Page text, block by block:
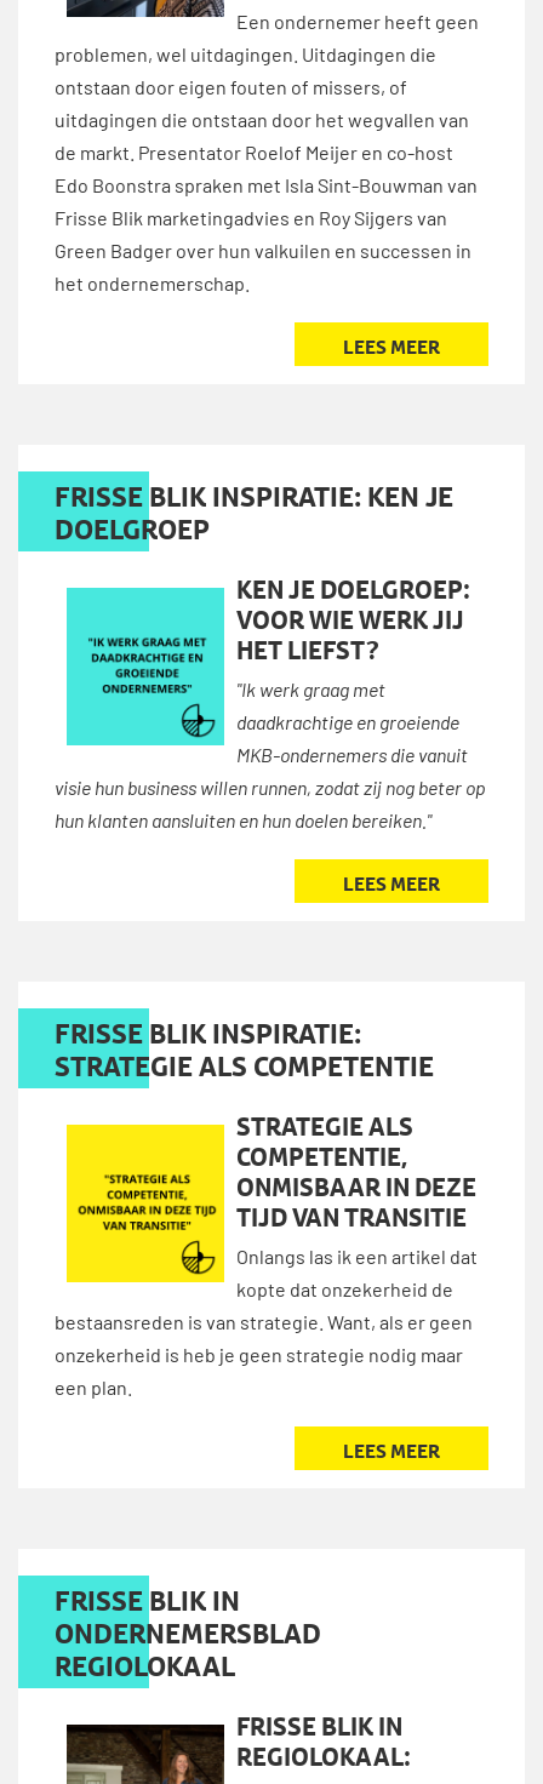
Een ondernemer heeft geen
problemen, wel uitdagingen. Uitdagingen die
ontstaan door eigen fouten of missers, of
uitdagingen die ontstaan door het wegvallen van
de markt. Presentator Roelof Meijer en co-host
Edo Boonstra spraken met Isla Sint-Bouwman van
Frisse Blik marketingadvies en Roy Sijgers van
Green Badger over hun valkuilen en successen in
het ondernemerschap.
LEES MEER
FRISSE BLIK INSPIRATIE: KEN JE
DOELGROEP
KEN JE DOELGROEP:
VOOR WIE WERK JIJ
HET LIEFST?
"Ik werk graag met
daadkrachtige en groeiende
MKB-ondernemers die vanuit
visie hun business willen runnen, zodat zij nog beter op
hun klanten aansluiten en hun doelen bereiken."
LEES MEER
FRISSE BLIK INSPIRATIE:
STRATEGIE ALS COMPETENTIE
STRATEGIE ALS
COMPETENTIE,
ONMISBAAR IN DEZE
TIJD VAN TRANSITIE
Onlangs las ik een artikel dat
kopte dat onzekerheid de
bestaansreden is van strategie. Want, als er geen
onzekerheid is heb je geen strategie nodig maar
een plan.
LEES MEER
FRISSE BLIK IN
ONDERNEMERSBLAD
REGIOLOKAAL
FRISSE BLIK IN
REGIOLOKAAL: